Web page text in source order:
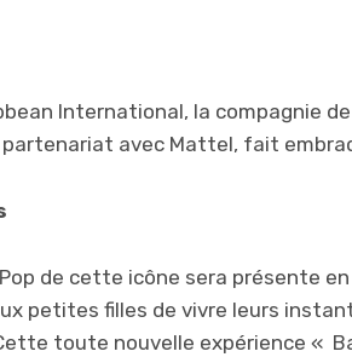
International, la compagnie
partenariat avec Mattel, fait
de cette icône sera présente
petites filles de vivre leurs
toute nouvelle expérience «